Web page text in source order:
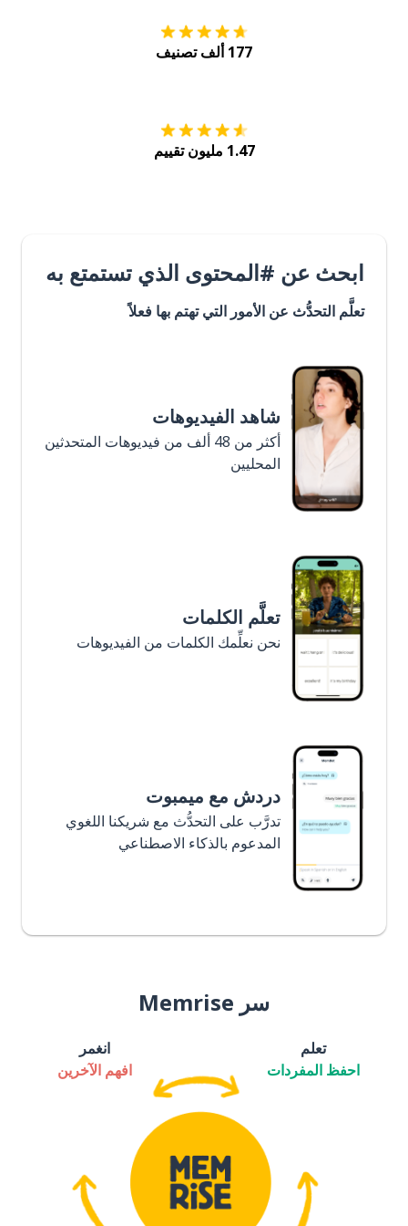
177 ألف تصنيف
1.47 مليون تقييم
ابحث عن #المحتوى الذي تستمتع به
تعلَّم التحدُّث عن الأمور التي تهتم بها فعلاً
شاهد الفيديوهات
أكثر من 48 ألف من فيديوهات المتحدثين
المحليين
تعلَّم الكلمات
نحن نعلِّمك الكلمات من الفيديوهات
دردش مع ميمبوت
تدرَّب على التحدُّث مع شريكنا اللغوي
المدعوم بالذكاء الاصطناعي
سر Memrise
تعلم
احفظ المفردات
انغمر
افهم الآخرين